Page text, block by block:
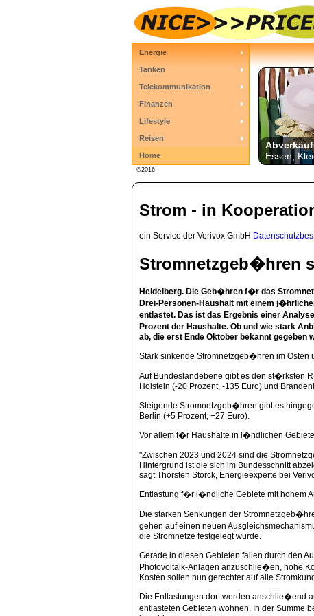
Energie
Tanken
Telekommunikation
Finanzen
Lifestyle
Reisen
Home
©2016
Essen,
Strom - in
ein Service der Verivox GmbH
Stromnetzgeb�hren
Heidelberg. Die Geb�hren f�r das
Drei-Personen-Haushalt mit einem
entlastet. Das ist das Ergebnis einer
Prozent der Haushalte. Ob und wie stark
ab, die erst Ende Oktober bekannt gegeben
Stark sinkende Stromnetzgeb�hren im Osten
Auf Bundeslandebene gibt es den st�rksten
Holstein (-20 Prozent, -135 Euro) und
Steigende Stromnetzgeb�hren gibt es
Berlin (+5 Prozent, +27 Euro).
Vor allem f�r Haushalte in l�ndlichen
"Zwischen 2023 und 2024 sind die
Hintergrund ist die sich im Bundesschnitt
sagt Thorsten Storck, Energieexperte bei
Entlastung f�r l�ndliche Gebiete mit hohem
Die starken Senkungen der
gehen auf einen neuen
die Stromnetze festgelegt wurde.
Gerade in diesen Gebieten fallen durch den
Photovoltaik-Anlagen anzuschlie�en, hohe
Kosten sollen nun gerechter auf alle
Die Entlastungen dort werden anschlie�end
entlasteten Gebieten wohnen. In der Summe